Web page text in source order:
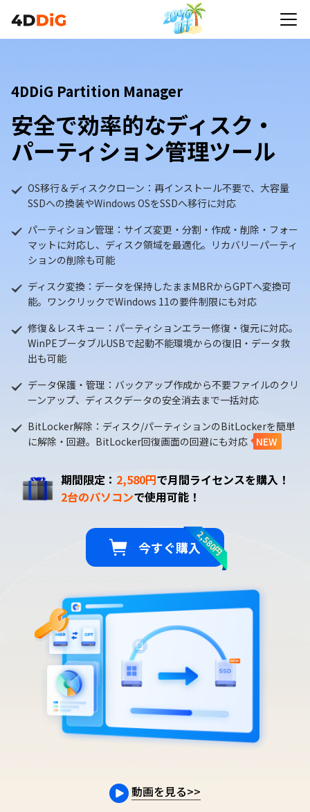
4DDiG Partition Manager
安全で効率的なディスク・
パーティション管理ツール
OS移行＆ディスククローン：再インストール不要で、大容量
SSDへの換装やWindows OSをSSDへ移行に対応
パーティション管理：サイズ変更・分割・作成・削除・フォー
マットに対応し、ディスク領域を最適化。リカバリーパーティ
ションの削除も可能
ディスク変換：データを保持したままMBRからGPTへ変換可
能。ワンクリックでWindows 11の要件制限にも対応
修復＆レスキュー：パーティションエラー修復・復元に対応。
WinPEブータブルUSBで起動不能環境からの復旧・データ救
出も可能
データ保護・管理：バックアップ作成から不要ファイルのクリ
ーンアップ、ディスクデータの安全消去まで一括対応
BitLocker解除：ディスク/パーティションのBitLockerを簡単
に解除・回避。BitLocker回復画面の回避にも対応
NEW
期間限定： 2,580円で月間ライセンスを購入！
2台のパソコンで使用可能！
今すぐ購入2,580円
動画を見る>>